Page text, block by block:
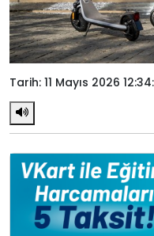
Tarih: 11 Mayıs 2026